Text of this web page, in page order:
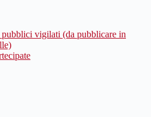
vigilati (da pubblicare in